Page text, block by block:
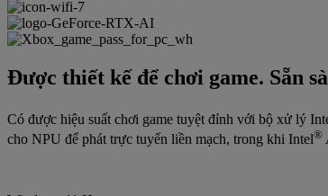
Được thiết kế để chơi game. Sẵn
Có được hiệu suất chơi game tuyệt đỉnh với bộ xử lý
cho NPU để phát trực tuyến liền mạch, trong khi Intel®